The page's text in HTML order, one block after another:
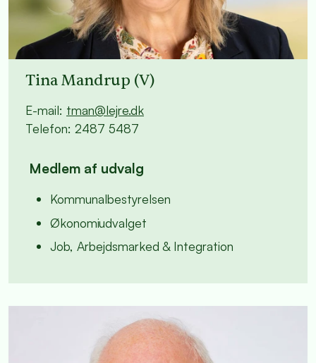
Tina Mandrup (V)
E-mail: tman@lejre.dk
Telefon: 2487 5487
Medlem af udvalg
Kommunalbestyrelsen
Økonomiudvalget
Job, Arbejdsmarked & Integration